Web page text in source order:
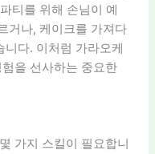
티를 위해 손님이 예
거나, 케이크를 가져다
다. 이처럼 가라오케
을 선사하는 중요한
가지 스킬이 필요합니